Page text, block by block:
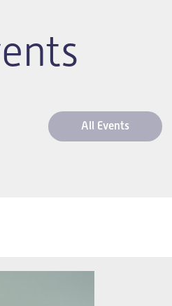
All Events